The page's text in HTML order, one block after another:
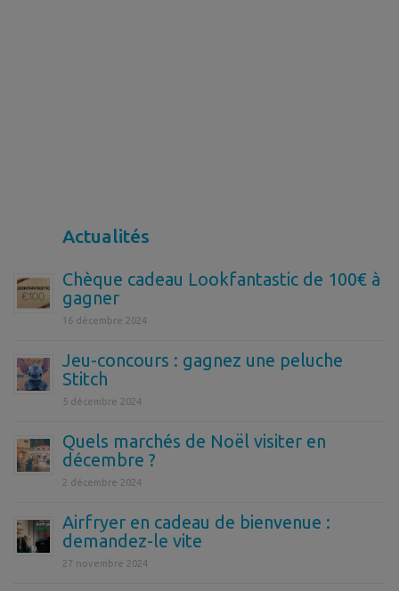
Actualités
Chèque cadeau Lookfantastic de 100€ à
gagner
16 décembre 2024
Jeu-concours : gagnez une peluche
Stitch
5 décembre 2024
Quels marchés de Noël visiter en
décembre ?
2 décembre 2024
Airfryer en cadeau de bienvenue :
demandez-le vite
27 novembre 2024